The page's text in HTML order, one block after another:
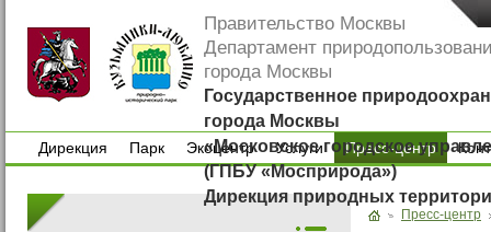
Правительство Москвы
Департамент
города Москвы
Государственное
города Москвы
«Московское городское
(ГПБУ «Мосприрода»)
Дирекция природных
Дирекция
Парк
Экоцентр
Экоцентр
Услуги
Услуги
Пресс-центр
Пресс-центр